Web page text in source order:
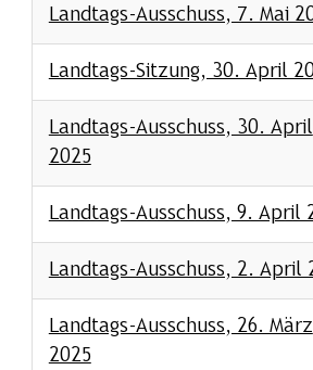
Landtags-Ausschuss, 7. Mai
Landtags-Sitzung, 30. April
Landtags-Ausschuss, 30. April
2025
Landtags-Ausschuss, 9. April
Landtags-Ausschuss, 2. April
Landtags-Ausschuss, 26. März
2025